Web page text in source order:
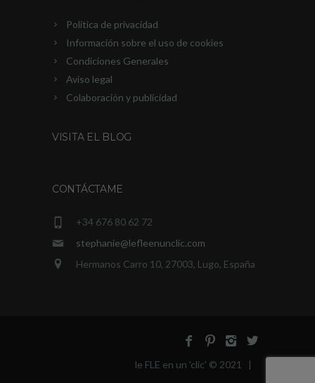
Política de privacidad
Información sobre el uso de cookies
Condiciones Generales
Aviso legal
Colaboración y publicidad
VISITA EL BLOG
CONTÁCTAME
+34 676 80 62 72
stephanie@lefleenunclic.com
Hermanos Carro 10, 27003, Lugo, España
le FLE en un 'clic' © 2021 |